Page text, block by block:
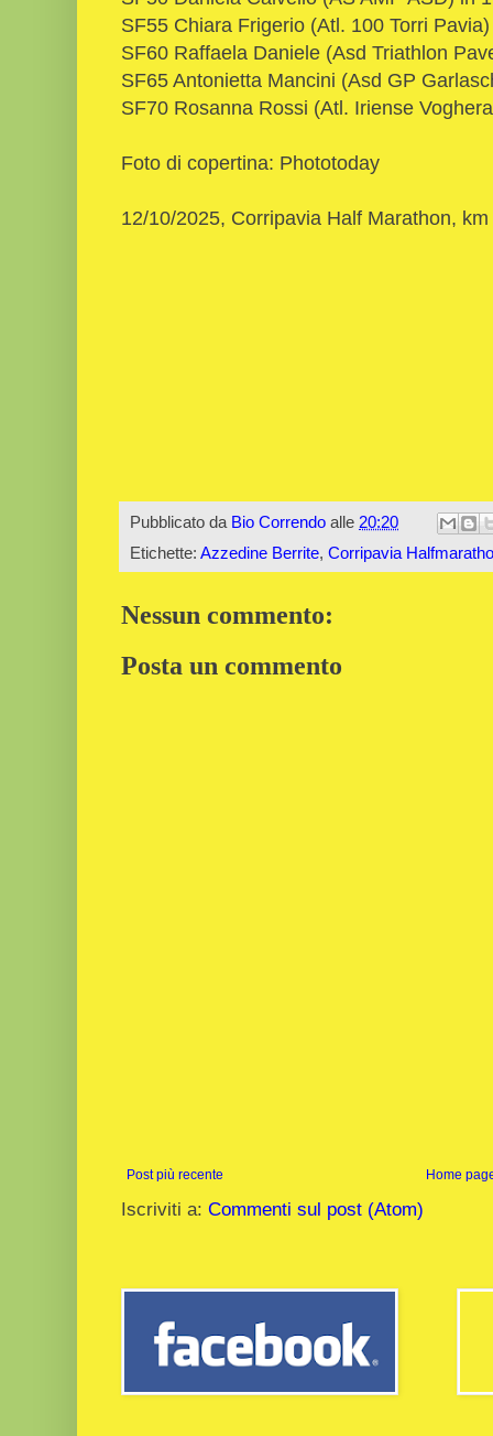
SF55 Chiara Frigerio (Atl. 100 Torri Pavia)
SF60 Raffaela Daniele (Asd Triathlon
SF65 Antonietta Mancini (Asd GP
SF70 Rosanna Rossi (Atl. Iriense
Foto di copertina: Phototoday
12/10/2025, Corripavia Half Marathon,
Pubblicato da Bio Correndo alle 20:20
Etichette: Azzedine Berrite, Corripavia
Nessun commento:
Posta un commento
Post più recente Home
Iscriviti a: Commenti sul post (Atom)